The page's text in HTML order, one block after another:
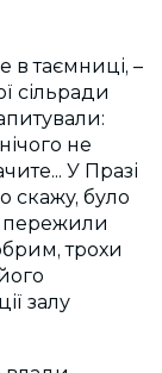
в таємниці, –
сільради
не
У Празі
скажу, було
пережили
трохи
залу